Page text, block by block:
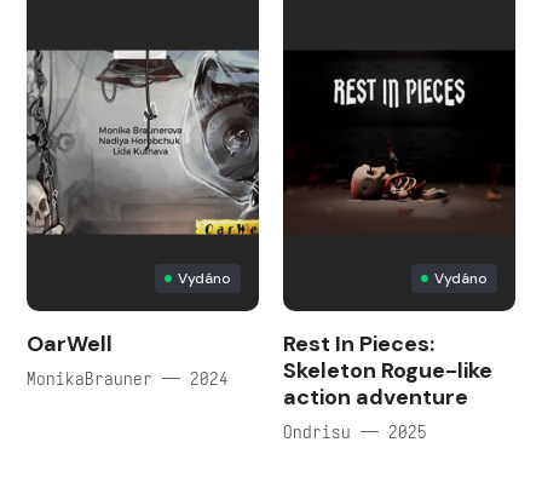
Vydáno
OarWell
MonikaBrauner — 2024
Vydáno
Rest In Pieces:
Skeleton Rogue-like
action adventure
Ondrisu — 2025